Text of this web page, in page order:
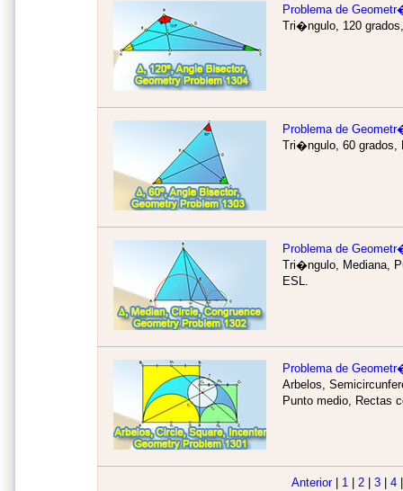
Problema de
Tri�ngulo, 120
Problema de
Tri�ngulo, 60 grados,
Problema de
Tri�ngulo, Mediana,
ESL.
Problema de
Arbelos,
Punto medio, Rectas
Anterior| 1| 2| 3| 4